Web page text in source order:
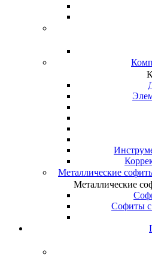
Металлические
Металлические
Софиты с